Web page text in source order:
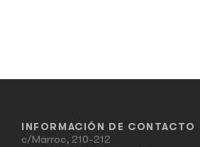
INFORMACIÓN DE CONTACTO
c/Marroc, 210-212